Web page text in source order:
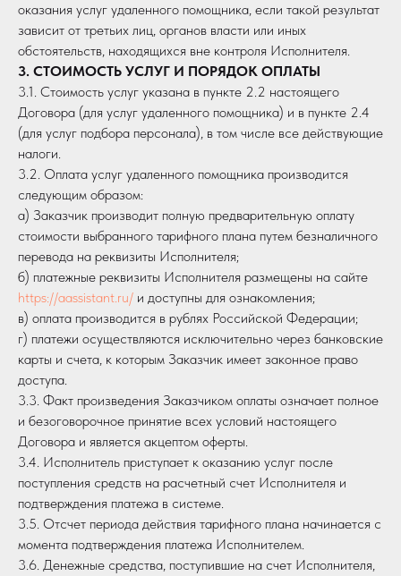
оказания услуг удаленного помощника, если такой результат
зависит от третьих лиц, органов власти или иных
обстоятельств, находящихся вне контроля Исполнителя.
3. СТОИМОСТЬ УСЛУГ И ПОРЯДОК ОПЛАТЫ
3.1. Стоимость услуг указана в пункте 2.2 настоящего
Договора (для услуг удаленного помощника) и в пункте 2.4
(для услуг подбора персонала), в том числе все действующие
налоги.
3.2. Оплата услуг удаленного помощника производится
следующим образом:
а) Заказчик производит полную предварительную оплату
стоимости выбранного тарифного плана путем безналичного
перевода на реквизиты Исполнителя;
б) платежные реквизиты Исполнителя размещены на сайте
https://aassistant.ru/ и доступны для ознакомления;
в) оплата производится в рублях Российской Федерации;
г) платежи осуществляются исключительно через банковские
карты и счета, к которым Заказчик имеет законное право
доступа.
3.3. Факт произведения Заказчиком оплаты означает полное
и безоговорочное принятие всех условий настоящего
Договора и является акцептом оферты.
3.4. Исполнитель приступает к оказанию услуг после
поступления средств на расчетный счет Исполнителя и
подтверждения платежа в системе.
3.5. Отсчет периода действия тарифного плана начинается с
момента подтверждения платежа Исполнителем.
3.6. Денежные средства, поступившие на счет Исполнителя,